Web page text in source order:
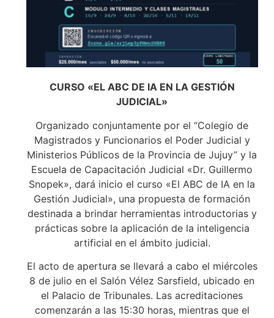
CURSO «EL ABC DE IA EN LA GESTIÓN
JUDICIAL»
Organizado conjuntamente por el “Colegio de
Magistrados y Funcionarios el Poder Judicial y
Ministerios Públicos de la Provincia de Jujuy” y la
Escuela de Capacitación Judicial «Dr. Guillermo
Snopek», dará inicio el curso «El ABC de IA en la
Gestión Judicial», una propuesta de formación
destinada a brindar herramientas introductorias y
prácticas sobre la aplicación de la inteligencia
artificial en el ámbito judicial.
El acto de apertura se llevará a cabo el miércoles
8 de julio en el Salón Vélez Sarsfield, ubicado en
el Palacio de Tribunales. Las acreditaciones
comenzarán a las 15:30 horas, mientras que el